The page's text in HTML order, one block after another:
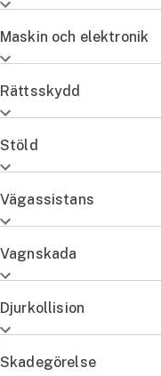
Maskin och elektronik
Rättsskydd
Stöld
Vägassistans
Vagnskada
Djurkollision
Skadegörelse